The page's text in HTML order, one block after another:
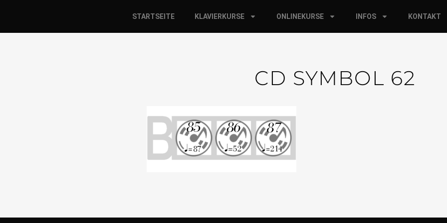
STARTSEITE KLAVIERKURSE ONLINEKURSE INFOS KONTAKT
CD SYMBOL 62